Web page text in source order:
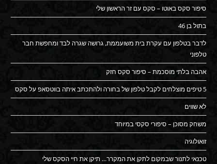
סיפור סקס באוטו – סקס עם זר הראשון שלי
בתול בן 46
לדבר בטלפון עם עקרת בית משועממת, גרושה שגרה לבד ומחפשת חבר
טלפוני
אהבה בלתי מוסכמת – סיפור סקס חזק
5 טיפים מוצלחים לקבל טלפון של בחורה ולהתכתב איתה בווטסאפ על סקס
לא שווים
משחק מסוכן – סיפורי סקסי במיוחד
זואולוגיה
טכנאי לתנור שבמקום לתקן את המקרר… תיקן את חיי הסקס שלי